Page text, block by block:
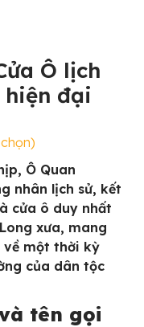
Ô lịch
đại
Ô Quan
nhân lịch sử, kết
cửa ô duy nhất
xưa, mang
về một thời kỳ
của dân tộc
tên gọi